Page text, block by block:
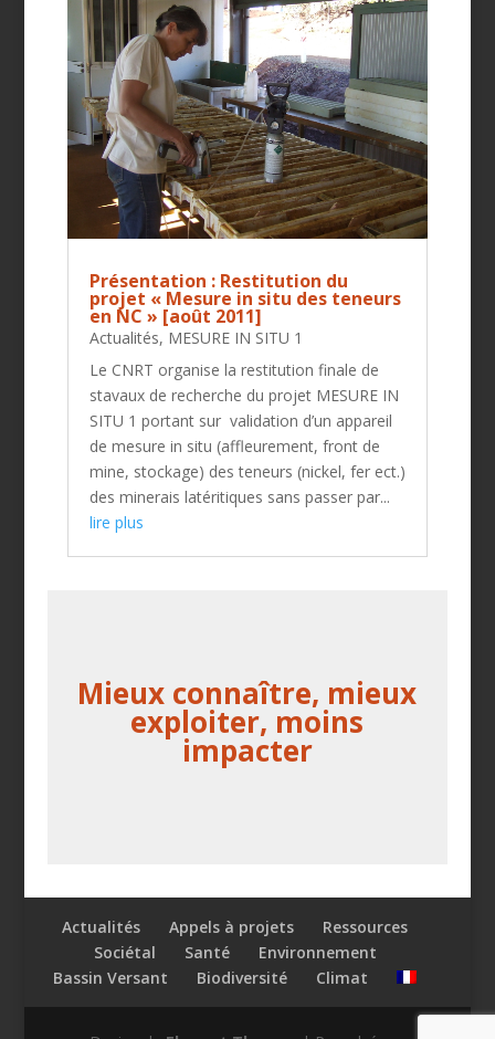
Présentation : Restitution du
projet « Mesure in situ des teneurs
en NC » [août 2011]
Actualités, MESURE IN SITU 1
Le CNRT organise la restitution finale de
stavaux de recherche du projet MESURE IN
SITU 1 portant sur validation d’un appareil
de mesure in situ (affleurement, front de
mine, stockage) des teneurs (nickel, fer ect.)
des minerais latéritiques sans passer par...
lire plus
Mieux connaître, mieux
exploiter, moins
impacter
Actualités Appels à projets
Ressources
Sociétal
Santé
Environnement
Bassin Versant
Biodiversité Climat